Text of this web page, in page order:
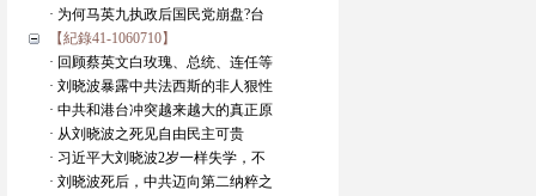
· 为何马英九执政后国民党崩盘?台
【紀錄41-1060710】
· 回顾蔡英文白玫瑰、总统、连任等
· 刘晓波暴露中共法西斯的非人狠性
· 中共和港台冲突越来越大的真正原
· 从刘晓波之死见自由民主可贵
· 习近平大刘晓波2岁一样失学，不
· 刘晓波死后，中共迈向第二纳粹之